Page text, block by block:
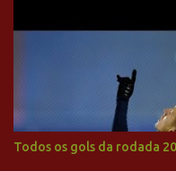
Todos os gols da rodada